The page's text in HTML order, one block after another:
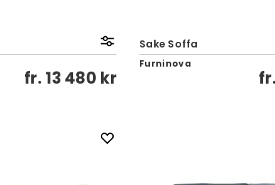
fr. 13 480 kr
Sake Soffa
Furninova
fr.